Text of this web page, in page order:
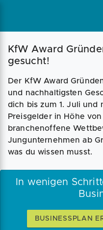
KfW Award
gesucht!
Der KfW Award
und nachhaltigsten
dich bis zum 1. Juli und
Preisgelder in Höhe
branchenoffene
Jungunternehmen ab
was du wissen musst.
In wenigen
BUSINESSPLAN